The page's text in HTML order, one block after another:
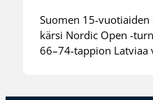
Suomen 15-
kärsi Nordic Open -
66–74-tappion Latviaa